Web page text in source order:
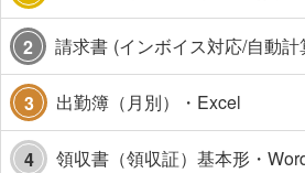
2
3 出勤簿（月別）・Excel
4 領収書（領収証）基本形・